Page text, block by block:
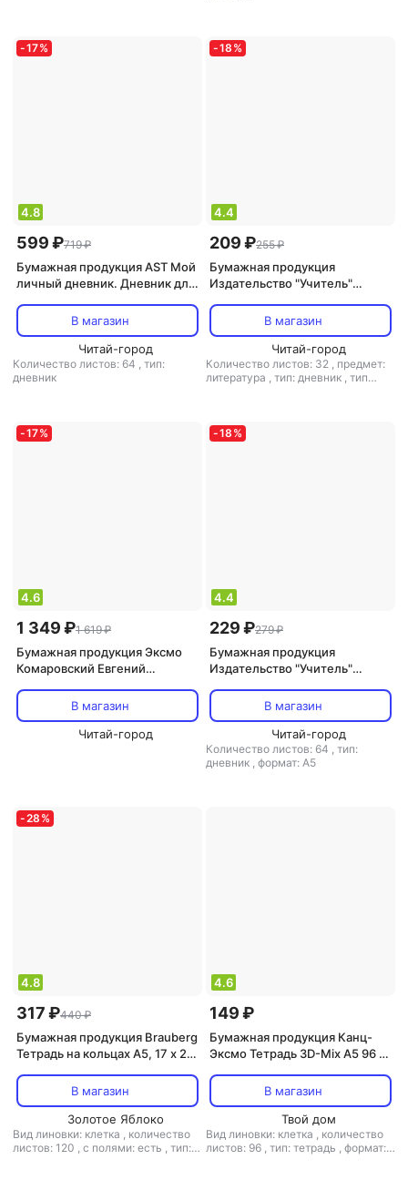
-17%
4.8
599 ₽719 ₽
Бумажная продукция AST Мой
личный дневник. Дневник для
В магазин
Читай-город
Количество листов: 64 , тип:
дневник
-18 %
4.4
209 ₽255 ₽
Бумажная продукция
Издательство "Учитель"
класс. Программа "Начальная
школа XXI века". ФГОС
В магазин
Читай-город
Количество листов: 32 , предмет:
литература , тип: дневник , тип
-17%
4.6
1 349 ₽1 619 ₽
Бумажная продукция Эксмо
Комаровский Евгений
заметки о нашем ребенке
В магазин
Читай-город
-18 %
4.4
229 ₽279 ₽
Бумажная продукция
Издательство "Учитель"
классы. ФГОСВ магазин
Читай-город
Количество листов: 64 , тип:
дневник , формат: А5
-28 %
4.8
317 ₽440 ₽
Бумажная продукция Brauberg
Тетрадь на кольцах A5, 17 х 21
картон, клетка "Travel"
В магазин
Золотое Яблоко
Вид линовки: клетка , количество
листов: 120 , с полями: есть , тип:
4.6
149 ₽
Бумажная продукция Канц-
Эксмо Тетрадь 3D-Mix А5 96 л
В магазин
Твой дом
Вид линовки: клетка , количество
листов: 96 , тип: тетрадь , формат: